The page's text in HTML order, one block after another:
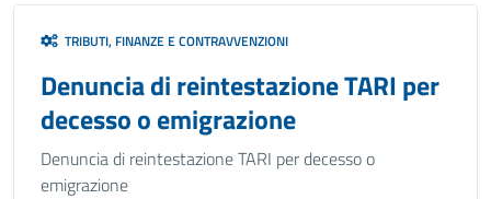
TRIBUTI, FINANZE E CONTRAVVENZIONI
Denuncia di reintestazione TARI per
decesso o emigrazione
Denuncia di reintestazione TARI per decesso o
emigrazione